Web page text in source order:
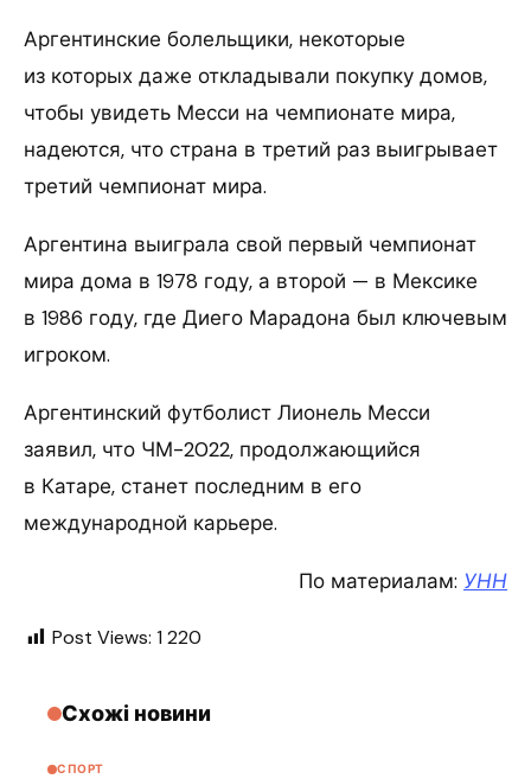
Аргентинские болельщики, некоторые
из которых даже откладывали покупку домов,
чтобы увидеть Месси на чемпионате мира,
надеются, что страна в третий раз выигрывает
третий чемпионат мира.
Аргентина выиграла свой первый чемпионат
мира дома в 1978 году, а второй — в Мексике
в 1986 году, где Диего Марадона был ключевым
игроком.
Аргентинский футболист Лионель Месси
заявил, что ЧМ-2022, продолжающийся
в Катаре, станет последним в его
международной карьере.
По материалам: УНН
Post Views: 1 220
Схожі новини
СПОРТ